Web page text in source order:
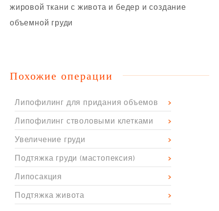
жировой ткани с живота и бедер и создание
объемной груди
Похожие операции
Липофилинг для придания объемов
Липофилинг стволовыми клетками
Увеличение груди
Подтяжка груди (мастопексия)
Липосакция
Подтяжка живота